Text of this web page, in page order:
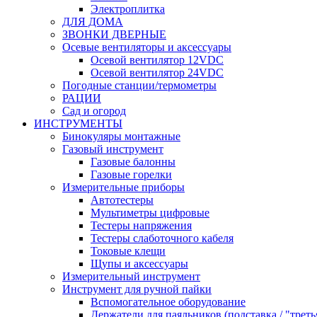
Электроплитка
ДЛЯ ДОМА
ЗВОНКИ ДВЕРНЫЕ
Осевые вентиляторы и аксессуары
Осевой вентилятор 12VDC
Осевой вентилятор 24VDC
Погодные станции/термометры
РАЦИИ
Сад и огород
ИНСТРУМЕНТЫ
Бинокуляры монтажные
Газовый инструмент
Газовые балонны
Газовые горелки
Измерительные приборы
Автотестеры
Мультиметры цифровые
Тестеры напряжения
Тестеры слаботочного кабеля
Токовые клещи
Щупы и аксессуары
Измерительный инструмент
Инструмент для ручной пайки
Вспомогательное оборудование
Держатели для паяльников (подставка /